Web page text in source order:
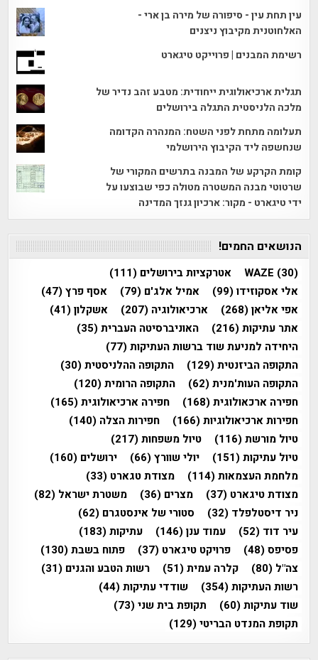
עין תחת עין - סיפורה של מירה בן ארי -
האלחוטנית מקיבוץ ניצנים
רשימת המבנים | פרוייקט טיגארט
תגלית ארכיאולוגית ייחודית: מטבע זהב נדיר של
מלכה הלניסטית התגלה בירושלים
תעלומה מתחת לפני השטח: המנהרה הקדומה
שנחשפה ליד הקיבוץ הירושלמי
קומת הקרקע של המבנה בתרשים המקורי של
שרטוטי מבנה המשטרה מטולה כפי שבוצעו על
ידי טיגארט - מקור: ארכיון גנזך המדינה
הנושאים החמים!
WAZE (30) אטרקציות בירושלים (111)
אלי אסקוזידו(99) אמיל אלג'ם (79) אסף פרץ(47)
אפי אליאן(268) ארכיאולוגיה (207) אשקלון(41)
אתר עתיקות(216) האוניברסיטה העברית(35)
היחידה למניעת שוד ברשות העתיקות(77)
התקופה הביזנטית(129) התקופה ההלניסטית(30)
התקופה העות'מנית(62) התקופה הרומית(120)
חפירה ארכאולוגית(168) חפירה ארכיאולוגית(165)
חפירות ארכיאולוגיות(166) חפירות הצלה (140)
טיול מורשת(116) טיול משפחות(217)
טיול עתיקות(151) יולי שוורץ(66) ירושלים (160)
מלחמת העצמאות(114) מצודת טגארט (33)
מצודת טיגארט (37) מצרים (36) משטרת ישראל (82)
ניר דיסטלפלד (32) סטורי של אינסטגרם (62)
עיר דוד (52) עמוד ענן(146) עתיקות(183)
פסיפס(48) פרויקט טיגארט (37) פתוח בשבת(130)
צה"ל (80) קלרה עמית(51) רשות הטבע והגנים (31)
רשות העתיקות(354) שודדי עתיקות(44)
שוד עתיקות(60) תקופת בית שני(73)
תקופת המנדט הבריטי(129)